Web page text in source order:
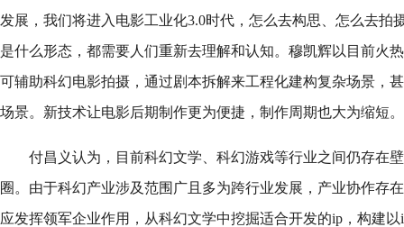
发展，我们将进入电影工业化3.0时代，怎么去构思、怎么去拍
是什么形态，都需要人们重新去理解和认知。穆凯辉以目前火
可辅助科幻电影拍摄，通过剧本拆解来工程化建构复杂场景，
场景。新技术让电影后期制作更为便捷，制作周期也大为缩短。
付昌义认为，目前科幻文学、科幻游戏等行业之间仍存在
圈。由于科幻产业涉及范围广且多为跨行业发展，产业协作存
应发挥领军企业作用，从科幻文学中挖掘适合开发的ip，构建